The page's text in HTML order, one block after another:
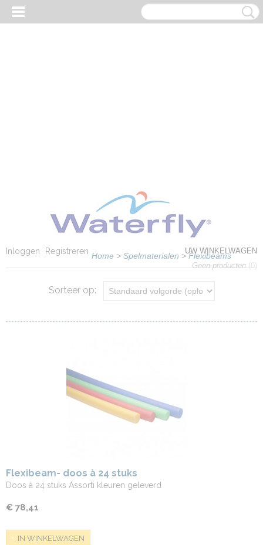
Inloggen Registreren
UW WINKELWAGEN
Geen producten (0)
Home > Spelmaterialen >Flexibeams
Sorteer op:
Flexibeam- doos à 24 stuks
Doos à 24 stuks Assorti kleuren geleverd
€ 78,41
IN WINKELWAGEN